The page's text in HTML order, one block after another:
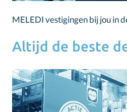
MELEDI vestigingen bij jou in
Altijd de beste